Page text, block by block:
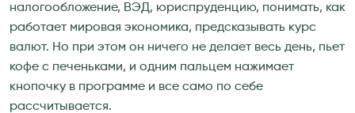
налогообложение, ВЭД, юриспруденцию, понимать, как
работает мировая экономика, предсказывать курс
валют. Но при этом он ничего не делает весь день, пьет
кофе с печеньками, и одним пальцем нажимает
кнопочку в программе и все само по себе
рассчитывается.